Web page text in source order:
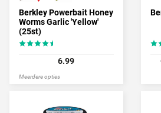
Berkley Powerbait Honey
Worms Garlic 'Yellow'
(25st)
6.99
Meerdere opties